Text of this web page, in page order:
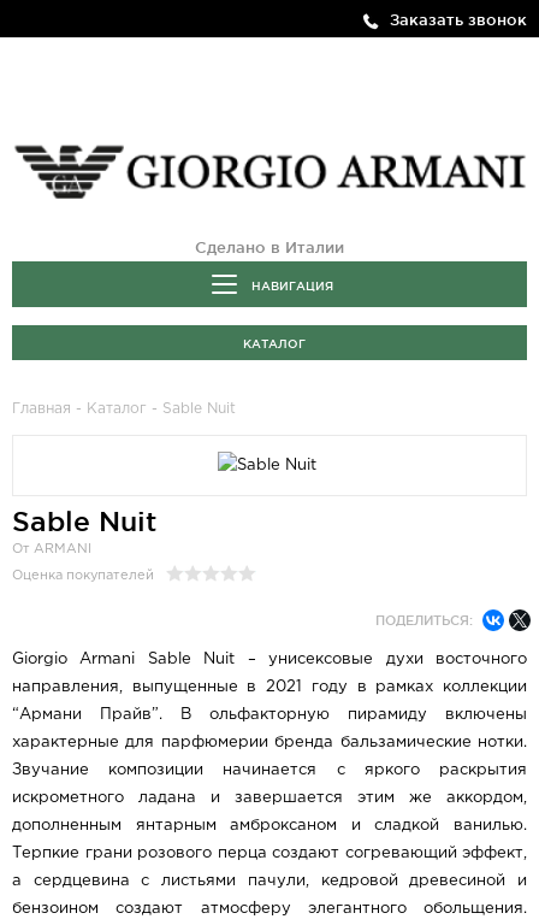
Заказать звонок
Сделано в Италии
НАВИГАЦИЯ
КАТАЛОГ
Главная - Каталог - Sable Nuit
Sable Nuit
От ARMANI
Оценка покупателей
ПОДЕЛИТЬСЯ:
Giorgio Armani Sable Nuit – унисексовые духи восточного
направления, выпущенные в 2021 году в рамках коллекции
“Армани Прайв”. В ольфакторную пирамиду включены
характерные для парфюмерии бренда бальзамические нотки.
Звучание композиции начинается с яркого раскрытия
искрометного ладана и завершается этим же аккордом,
дополненным янтарным амброксаном и сладкой ванилью.
Терпкие грани розового перца создают согревающий эффект,
а сердцевина с листьями пачули, кедровой древесиной и
бензоином создают атмосферу элегантного обольщения.